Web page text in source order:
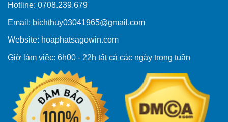
Hotline: 0708.239.679
Email: bichthuy03041965@gmail.com
Website: hoaphatsagowin.com
Giờ làm việc: 6h00 - 22h tất cả các ngày trong tuần